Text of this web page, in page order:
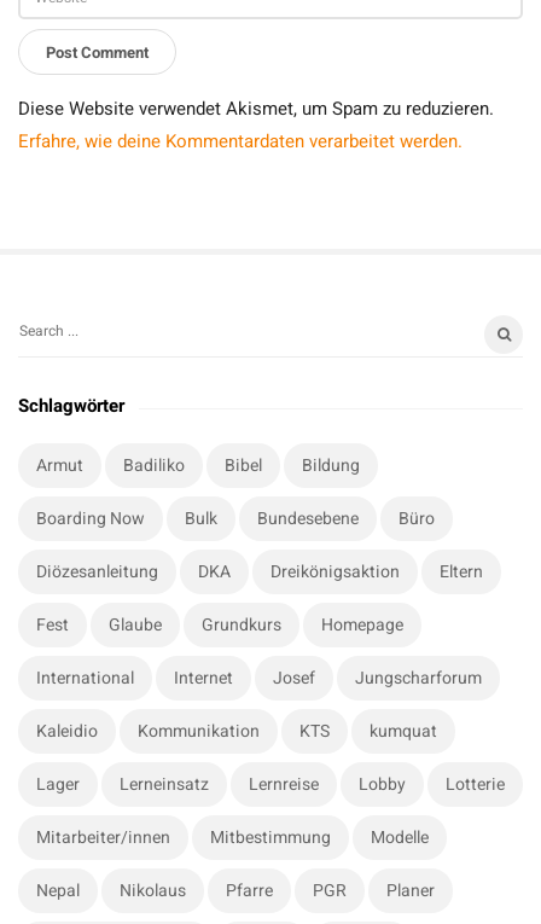
Diese Website verwendet Akismet, um Spam zu reduzieren.
Erfahre, wie deine Kommentardaten verarbeitet werden.
S
t
S
a
Schlagwörter
Armut Badiliko Bibel Bildung
Boarding Now Bulk Bundesebene Büro
Diözesanleitung DKA Dreikönigsaktion Eltern
Fest Glaube Grundkurs Homepage
International Internet Josef Jungscharforum
Kaleidio Kommunikation KTS kumquat
Lager Lerneinsatz Lernreise Lobby Lotterie
Mitarbeiter/innen Mitbestimmung Modelle
Nepal Nikolaus Pfarre PGR Planer